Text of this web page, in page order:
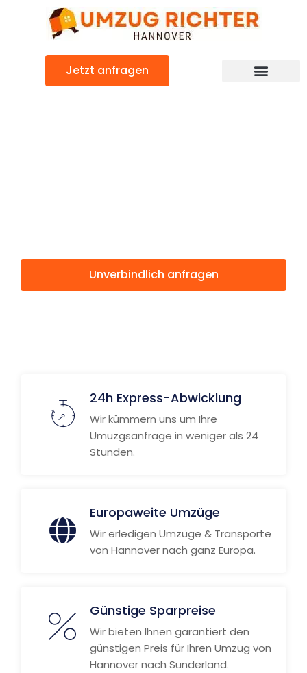
Jetzt anfragen
Unverbindlich anfragen
24h Express-Abwicklung
Wir kümmern uns um Ihre
Umuzgsanfrage in weniger als 24
Stunden.
Europaweite Umzüge
Wir erledigen Umzüge & Transporte
von Hannover nach ganz Europa.
Günstige Sparpreise
Wir bieten Ihnen garantiert den
günstigen Preis für Ihren Umzug von
Hannover nach Sunderland.